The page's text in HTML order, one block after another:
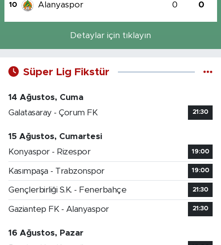
10 Alanyaspor 0 0
Detaylar için tıklayın
Süper Lig Fikstür
14 Ağustos, Cuma
Galatasaray - Çorum FK
21:30
15 Ağustos, Cumartesi
Konyaspor - Rizespor
19:00
Kasımpaşa - Trabzonspor 19:00
Gençlerbirliği S.K. - Fenerbahçe 21:30
Gaziantep FK - Alanyaspor 21:30
16 Ağustos, Pazar